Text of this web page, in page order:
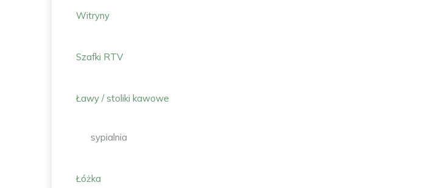
Witryny
Szafki RTV
Ławy / stoliki kawowe
sypialnia
Łóżka